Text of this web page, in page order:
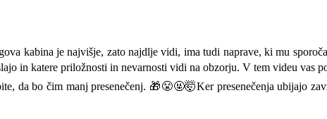
kabina je najvišje, zato najdlje vidi, ima tudi naprave, ki mu
in katere priložnosti in nevarnosti vidi na obzorju. V tem videu vas
bo čim manj presenečenj. 🎁😤🤬🤯Ker presenečenja ubijajo